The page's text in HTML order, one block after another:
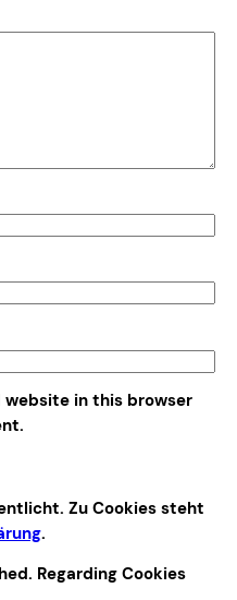
website in this browser
Zu Cookies steht
.
Regarding Cookies